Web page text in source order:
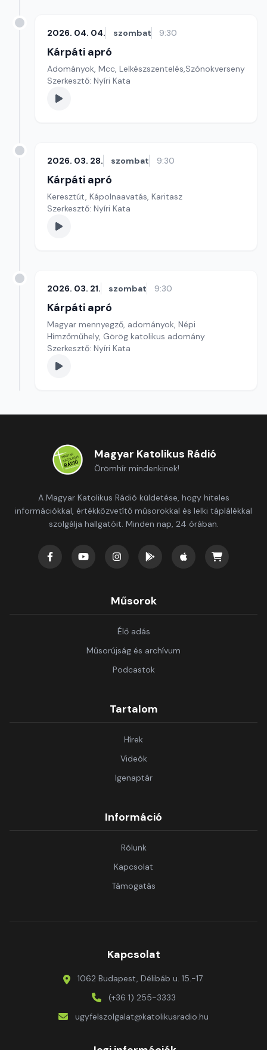
2026. 04. 04. szombat 9:30
Kárpáti apró
Adományok, Mcc, Lelkészszentelés,Szónokverseny
Szerkesztő: Nyíri Kata
2026. 03. 28. szombat 9:30
Kárpáti apró
Keresztút, Kápolnaavatás, Karitasz
Szerkesztő: Nyíri Kata
2026. 03. 21. szombat 9:30
Kárpáti apró
Magyar mennyegző, adományok, Népi
Hímzőműhely, Görög katolikus adomány
Szerkesztő: Nyíri Kata
Magyar Katolikus Rádió
Örömhír mindenkinek!
A Magyar Katolikus Rádió küldetése, hogy hiteles
információkkal, értékközvetítő műsorokkal és lelki táplálékkal
szolgálja hallgatóit. Minden nap, 24 órában.
Műsorok
Élő adás
Műsorújság és archívum
Podcastok
Tartalom
Hírek
Videók
Igenaptár
Információ
Rólunk
Kapcsolat
Támogatás
Kapcsolat
1062 Budapest, Délibáb u. 15.-17.
(+36 1) 255-3333
ugyfelszolgalat@katolikusradio.hu